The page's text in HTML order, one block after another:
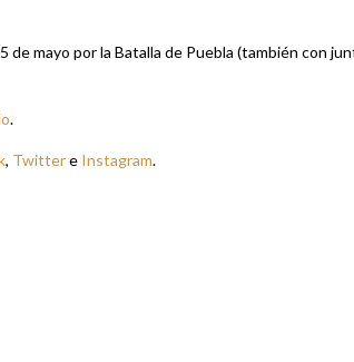
de mayo por la Batalla de Puebla (también con
.
, Twittere Instagram.